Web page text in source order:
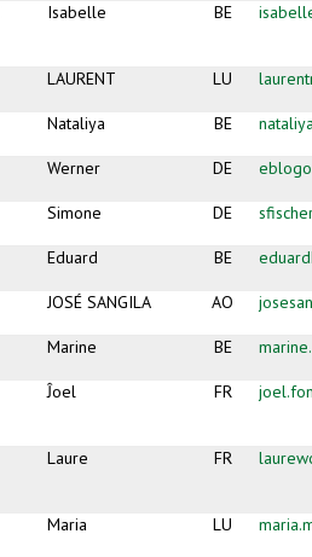
Isabelle BE
LAURENT LU
Nataliya BE
Werner DE
Simone DE
Eduard BE
JOSÉ SANGILA AO
Marine BE
Ĵoel FR
Laure FR
Maria LU